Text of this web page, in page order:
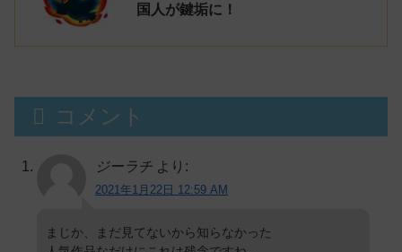
国人が鍵垢に！
コメント
ジーラチ より:
2021年1月22日 12:59 AM
まじか、まだ見てないから知らなかった